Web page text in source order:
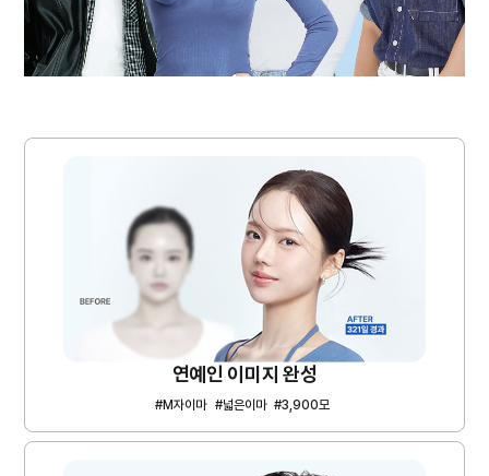
연예인 이미지 완성
#M자이마 #넓은이마 #3,900모